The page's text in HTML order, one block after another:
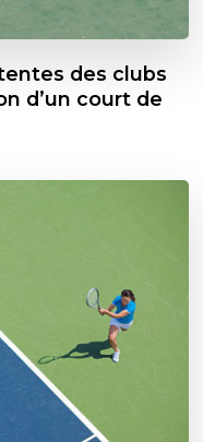
des clubs
d’un court de